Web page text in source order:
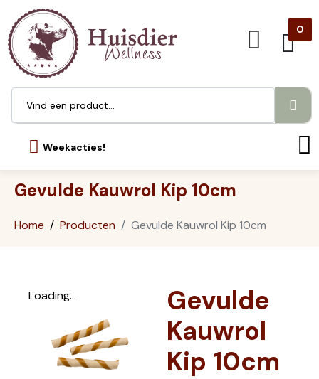
0
Weekacties!
Gevulde Kauwrol Kip 10cm
Home Producten Gevulde Kauwrol Kip 10cm
Loading...
Gevulde
Kauwrol
Kip 10cm